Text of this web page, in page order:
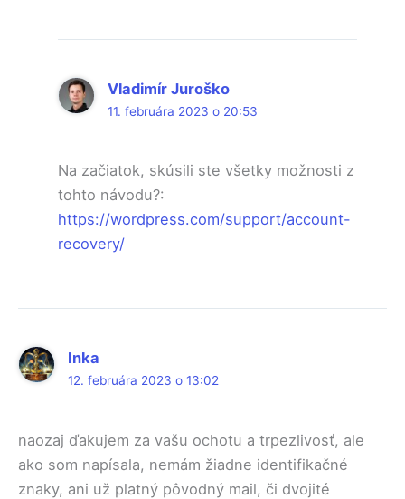
Vladimír Juroško
11. februára 2023 o 20:53
Na začiatok, skúsili ste všetky možnosti z
tohto návodu?:
https://wordpress.com/support/account-
recovery/
Inka
12. februára 2023 o 13:02
naozaj ďakujem za vašu ochotu a trpezlivosť, ale
ako som napísala, nemám žiadne identifikačné
znaky, ani už platný pôvodný mail, či dvojité